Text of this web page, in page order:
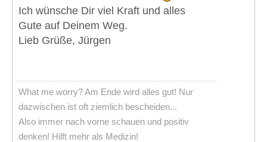
Ich wünsche Dir viel Kraft und alles
Gute auf Deinem Weg.
Lieb Grüße, Jürgen
What me worry? Am Ende wird alles gut! Nur
dazwischen ist oft ziemlich bescheiden...
Also immer nach vorne schauen und positiv
denken! Hilft mehr als Medizin!